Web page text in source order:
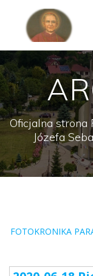
Oficjalna strona
Józefa
FOTOKRONIKA